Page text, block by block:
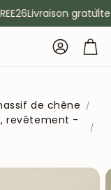
Livraison gratuite
Compte
de chêne
revêtement -